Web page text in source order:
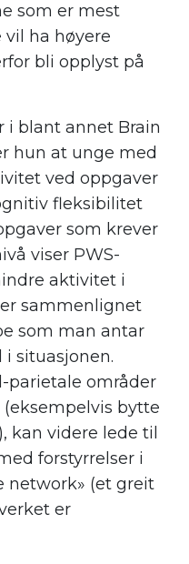
som er mest
vil ha høyere
bli opplyst på
i blant annet Brain
hun at unge med
ved oppgaver
fleksibilitet
som krever
viser PWS-
aktivitet i
sammenlignet
som man antar
situasjonen.
parietale områder
bytte
kan videre lede til
forstyrrelser i
network» (et greit
er